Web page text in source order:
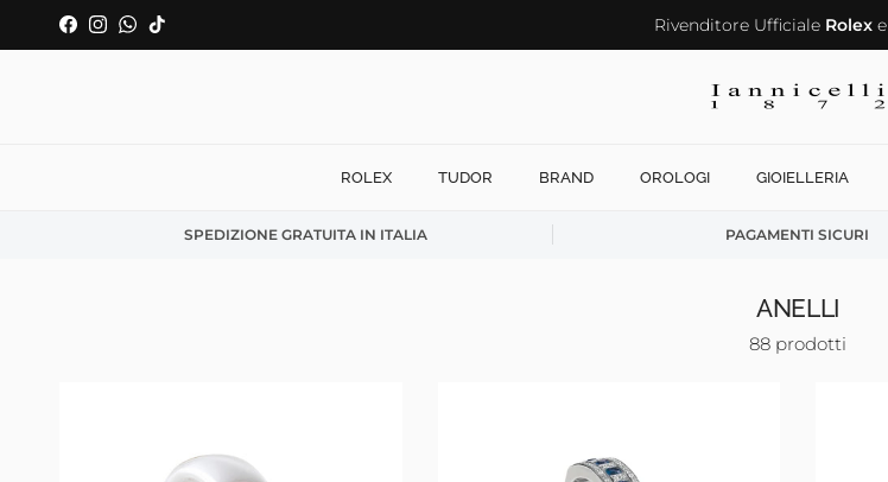
Passa ai contenuti
Facebook
Instagram
WhatsApp
TikTok Rivenditore Ufficiale Rolexe
ROLEX TUDOR BRAND OROLOGI GIOIELLERIA
SPEDIZIONE GRATUITA IN ITALIA PAGAMENTI SICURI
ANELLI
88 prodotti